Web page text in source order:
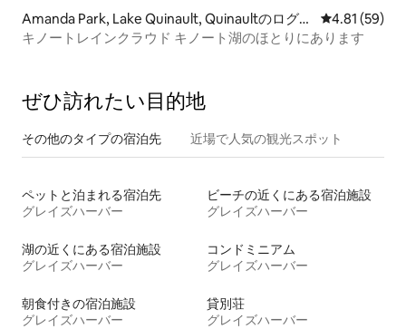
Amanda Park, Lake Quinault, Quinaultのログハ
ウス
レビュー59
4.81 (59)
キノートレインクラウド キノート湖のほとりにあります
ぜひ訪⁠れ⁠た⁠い目⁠的⁠地
その他のタ⁠イ⁠プ⁠の宿⁠泊⁠先 近場で人気の観光スポット
ペットと泊まれる宿泊先
グレイズハーバー
ビーチの近くにある宿泊施設
グレイズハーバー
湖の近くにある宿泊施設
グレイズハーバー
コンドミニアム
グレイズハーバー
朝食付きの宿泊施設
グレイズハーバー
貸別荘
グレイズハーバー